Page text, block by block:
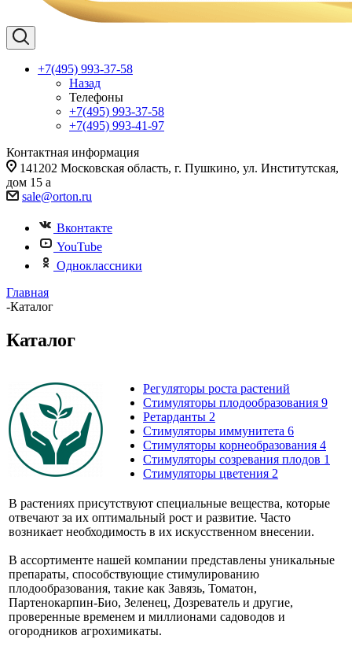
+7(495) 993-37-58
Назад
Телефоны
+7(495) 993-37-58
+7(495) 993-41-97
Контактная информация
141202 Московская область, г. Пушкино, ул. Институтская,
дом 15 а
sale@orton.ru
Вконтакте
YouTube
Одноклассники
Главная
-Каталог
Каталог
Регуляторы роста растений
Стимуляторы плодообразования 9
Ретарданты 2
Стимуляторы иммунитета 6
Стимуляторы корнеобразования 4
Стимуляторы созревания плодов 1
Стимуляторы цветения 2
В растениях присутствуют специальные вещества, которые
отвечают за их оптимальный рост и развитие. Часто
возникает необходимость в их искусственном внесении.
В ассортименте нашей компании представлены уникальные
препараты, способствующие стимулированию
плодообразования, такие как Завязь, Томатон,
Партенокарпин-Био, Зеленец, Дозреватель и другие,
проверенные временем и миллионами садоводов и
огородников агрохимикаты.